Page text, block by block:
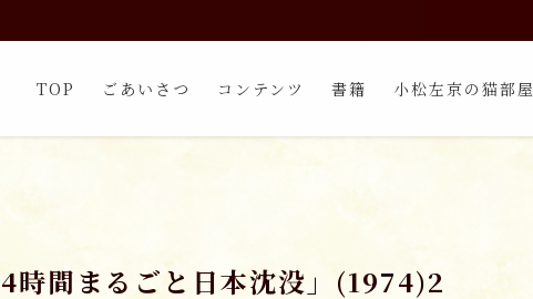
TOP ごあいさつ コンテンツ 書籍 小松左京の猫部屋
時間まるごと日本沈没」(1974)2